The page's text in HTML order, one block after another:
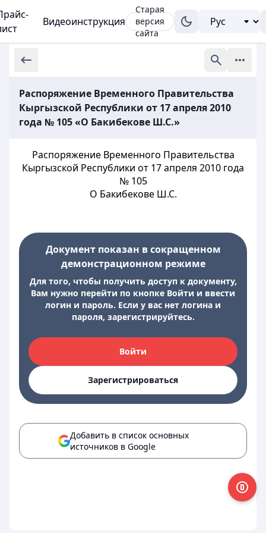
Видеоинструкция
Старая
версия
сайта
Распоряжение Временного Правительства
Кыргызской Республики от 17 апреля 2010
года № 105 «О Бакибекове Ш.С.»
Распоряжение Временного Правительства
Кыргызской Республики от 17 апреля 2010 года
№ 105
О Бакибекове Ш.С.
Документ показан в сокращенном
демонстрационном режиме
Для того, чтобы получить доступ к документу,
Вам нужно перейти по кнопке Войти и ввести
логин и пароль. Если у вас нет логина и
пароля, зарегистрируйтесь.
Войти
Зарегистрироваться
Добавить в список основных
источников в Google